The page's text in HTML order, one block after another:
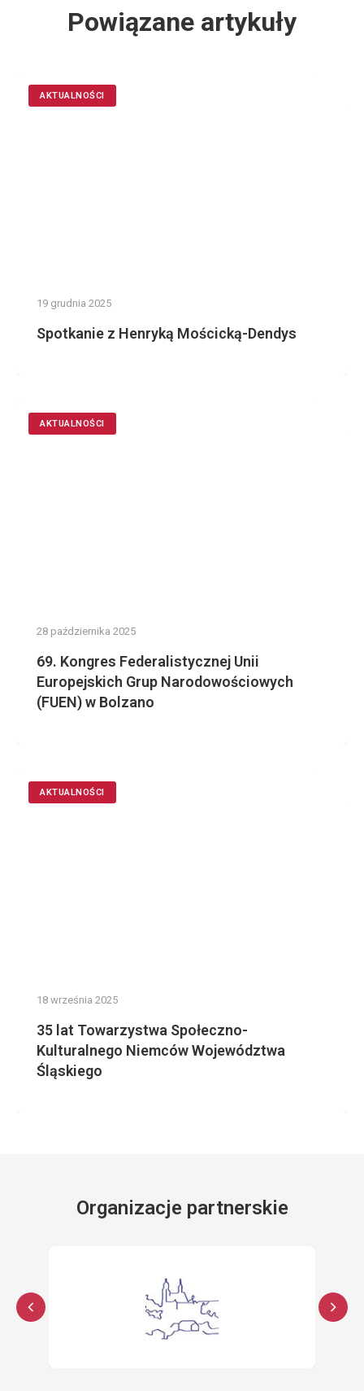
Powiązane artykuły
AKTUALNOŚCI
19 grudnia 2025
Spotkanie z Henryką Mościcką-Dendys
AKTUALNOŚCI
28 października 2025
69. Kongres Federalistycznej Unii
Europejskich Grup Narodowościowych
(FUEN) w Bolzano
AKTUALNOŚCI
18 września 2025
35 lat Towarzystwa Społeczno-
Kulturalnego Niemców Województwa
Śląskiego
Organizacje partnerskie